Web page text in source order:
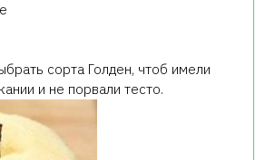
сорта Голден, чтоб имели
и не порвали тесто.